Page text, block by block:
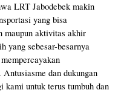
LRT Jabodebek makin
yang bisa
maupun aktivitas akhir
yang sebesar-besarnya
dan dukungan
kami untuk terus tumbuh dan